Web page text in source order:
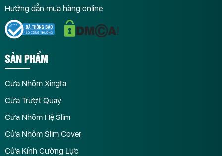
Hướng dẫn mua hàng online
SẢN PHẨM
Cửa Nhôm Xingfa
Cửa Trượt Quay
Cửa Nhôm Hệ Slim
Cửa Nhôm Slim Cover
Cửa Kính Cường Lực